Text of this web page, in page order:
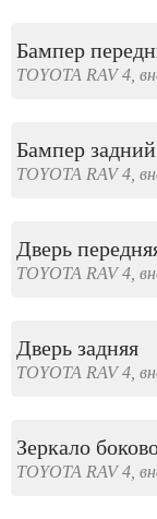
Бампер
TOYOTA RAV 4,
Бампер задний
TOYOTA RAV 4,
Дверь
TOYOTA RAV 4,
Дверь задняя
TOYOTA RAV 4,
Зеркало
TOYOTA RAV 4,